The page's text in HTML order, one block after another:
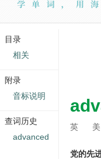
英 美
党的先
目录
相关
附录
音标说明
查词历史
advanced